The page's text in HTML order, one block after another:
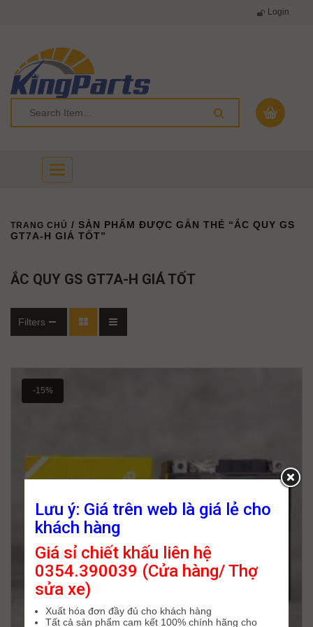
Login
Toggle
navigation
TRANG CHỦ / SẢN PHẨM ĐƯỢC GẮN THẺ “ẮC QUY GS
GT7A-H GIÁ TỐT”
ẮC QUY GS GT7A-H GIÁ TỐT
Filters
-15%
Lưu ý: Giá trên web là giá lẻ cho
khách hàng
Giá sỉ chiết khấu liên hệ
0354.390039 (Cửa hàng/ Thợ
sửa xe)
Xuất hóa đơn đầy đủ cho khách hàng
Tất cả sản phẩm cam kết 100% chính hãng cho